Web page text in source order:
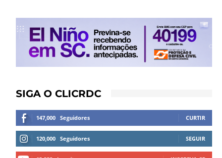
SIGA O CLICRDC
147,000 Seguidores CURTIR
120,000 Seguidores SEGUIR